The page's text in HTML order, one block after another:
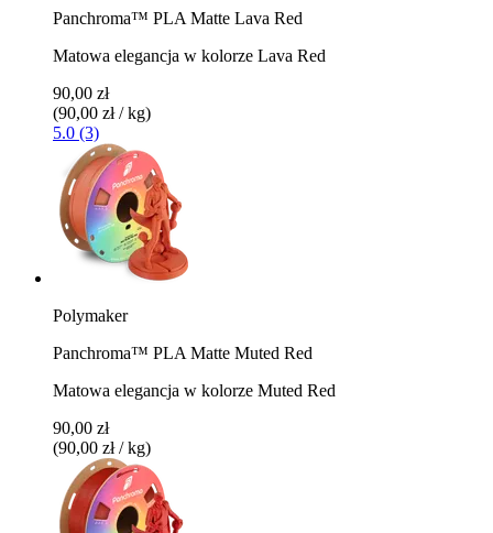
Panchroma™ PLA Matte Lava Red
Matowa elegancja w kolorze Lava Red
90,00 zł
(90,00 zł / kg)
5.0 (3)
Polymaker
Panchroma™ PLA Matte Muted Red
Matowa elegancja w kolorze Muted Red
90,00 zł
(90,00 zł / kg)